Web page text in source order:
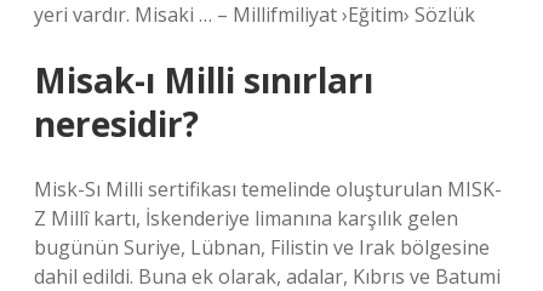
yeri vardır. Misaki … – Millifmiliyat ›Eğitim› Sözlük
Misak-ı Milli sınırları
neresidir?
Misk-Sı Milli sertifikası temelinde oluşturulan MISK-
Z Millî kartı, İskenderiye limanına karşılık gelen
bugünün Suriye, Lübnan, Filistin ve Irak bölgesine
dahil edildi. Buna ek olarak, adalar, Kıbrıs ve Batumi